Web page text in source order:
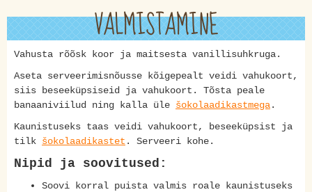
VALMISTAMINE
Vahusta rõõsk koor ja maitsesta vanillisuhkruga.
Aseta serveerimisnõusse kõigepealt veidi vahukoort,
siis beseeküpsiseid ja vahukoort. Tõsta peale
banaaniviilud ning kalla üle šokolaadikastmega.
Kaunistuseks taas veidi vahukoort, beseeküpsist ja
tilk šokolaadikastet . Serveeri kohe.
Nipid ja soovitused:
Soovi korral puista valmis roale kaunistuseks